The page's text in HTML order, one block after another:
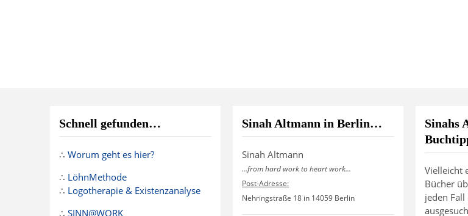
Schnell gefunden…
∴ Worum geht es hier?
∴ LöhnMethode
∴ Logotherapie & Existenzanalyse
∴ SINN@WORK
Sinah Altmann in Berlin…
Sinah Altmann
...from hard work to heart work...
Post-Adresse:
Nehringstraße 18 in 14059 Berlin
Sinahs
Vielleicht
Bücher
jeden